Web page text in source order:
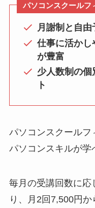
パソコンスクールフ
月謝制と自
仕事に活かし
が豊富
少人数制の
ト
パソコンスクールフ
パソコンスキルが学
毎月の受講回数に応
り、月2回7,500円か